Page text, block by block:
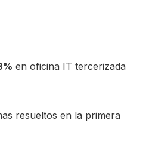
en oficina IT tercerizada
resueltos en la primera